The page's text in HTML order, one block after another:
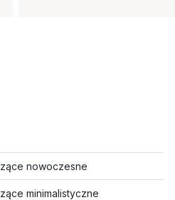
nowoczesne
minimalistyczne